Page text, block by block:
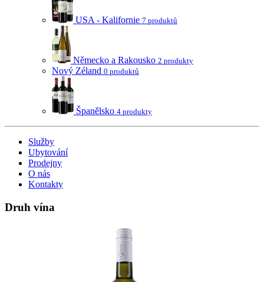
USA - Kalifornie 7 produktů
Německo a Rakousko 2 produkty
Nový Zéland 0 produktů
Španělsko 4 produkty
Služby
Ubytování
Prodejny
O nás
Kontakty
Druh vína